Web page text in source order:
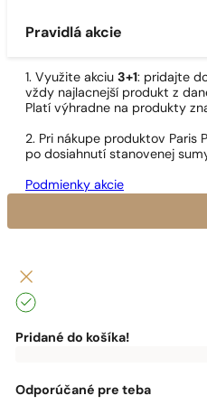
Pravidlá akcie
1. Využite akciu 3+1: pridajte
vždy najlacnejší produkt z
Platí výhradne na produkty
2. Pri nákupe produktov
po dosiahnutí stanovenej
Podmienky akcie
Pridané do košíka!
zadarmo
ti
Odporúčané pre teba